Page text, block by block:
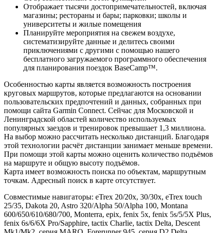
Отображает тысячи достопримечательностей, включая
магазины; рестораны и бары; парковки; школы и
университеты и жилые помещения
Планируйте мероприятия на свежем воздухе,
систематизируйте данные и делитесь своими
приключениями с другими с помощью нашего
бесплатного загружаемого программного обеспечения
для планирования поездок BaseCamp™.
Особенностью карты является возможность построения
круговых маршрутов, которые предлагаются на основании
пользовательских предпочтений и данных, собранных при
помощи сайта Garmin Connect. Сейчас для Московской и
Ленинградской областей количество используемых
популярных заездов и тренировок превышает 1,3 миллиона.
На выбор можно рассчитать несколько дистанций. Благодаря
этой технологии расчёт дистанции занимает меньше времени.
При помощи этой карты можно оценить количество подъёмов
на маршруте и общую высоту подъёмов.
Карта имеет возможность поиска по объектам, маршрутным
точкам. Адресный поиск в карте отсутствует.
Совместимые навигаторы: eTrex 20/20x, 30/30x, eTrex touch
25/35, Dakota 20, Astro 320/Alpha 50/Alpha 100, Montana
600/650/610/680/700, Monterra, epix, fenix 5x, fenix 5s/5/5X Plus,
fenix 6s/6/6X Pro/Sapphire, tactix Charlie, tactix Delta, Descent